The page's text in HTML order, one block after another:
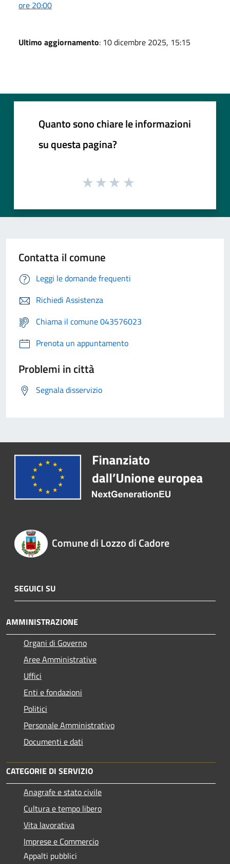
ore 20:00
Ultimo aggiornamento: 10 dicembre 2025, 15:15
Quanto sono chiare le informazioni
su questa pagina?
Contatta il comune
Leggi le domande frequenti
Richiedi Assistenza
Chiama il comune 043576023
Prenota un appuntamento
Problemi in città
Segnala disservizio
Comune di Lozzo di Cadore
SEGUICI SU
AMMINISTRAZIONE
Organi di Governo
Aree Amministrative
Uffici
Enti e fondazioni
Politici
Personale Amministrativo
Documenti e dati
CATEGORIE DI SERVIZIO
Anagrafe e stato civile
Cultura e tempo libero
Vita lavorativa
Imprese e Commercio
Appalti pubblici